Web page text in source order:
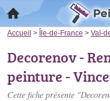
Accueil > Île-de-France > Val-
Decorenov -
peinture -
Cette fiche présente